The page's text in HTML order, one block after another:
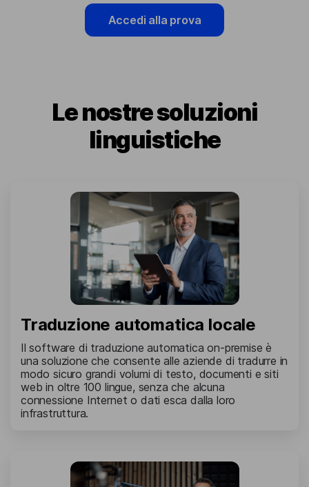
Accedi alla prova
Le nostre soluzioni
linguistiche
Traduzione automatica locale
Il software di traduzione automatica on-premise è
una soluzione che consente alle aziende di tradurre in
modo sicuro grandi volumi di testo, documenti e siti
web in oltre 100 lingue, senza che alcuna
connessione Internet o dati esca dalla loro
infrastruttura.